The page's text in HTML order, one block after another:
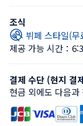
조식
뷔페 스타일(무
제공 가능 시간：
결제 수단 (현지 결
현금 외에도 다음과